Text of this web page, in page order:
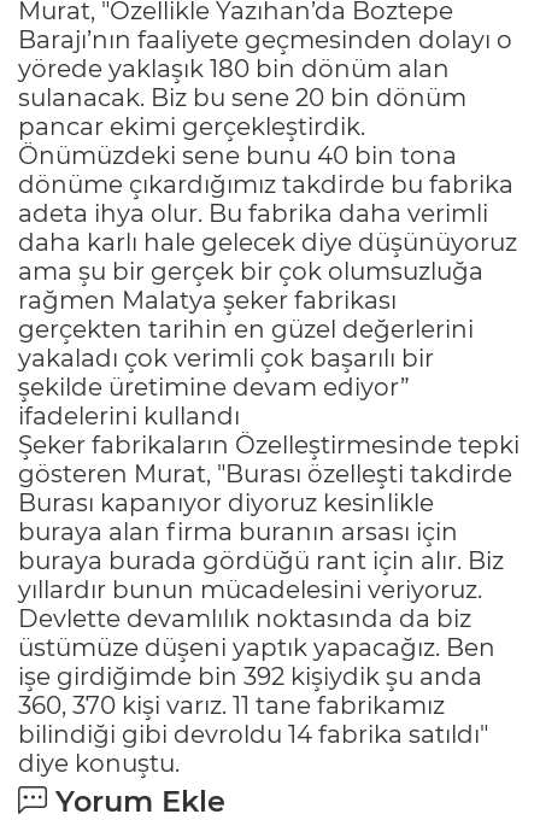
Murat, "Özellikle Yazıhan’da Boztepe
Barajı’nın faaliyete geçmesinden dolayı o
yörede yaklaşık 180 bin dönüm alan
sulanacak. Biz bu sene 20 bin dönüm
pancar ekimi gerçekleştirdik.
Önümüzdeki sene bunu 40 bin tona
dönüme çıkardığımız takdirde bu fabrika
adeta ihya olur. Bu fabrika daha verimli
daha karlı hale gelecek diye düşünüyoruz
ama şu bir gerçek bir çok olumsuzluğa
rağmen Malatya şeker fabrikası
gerçekten tarihin en güzel değerlerini
yakaladı çok verimli çok başarılı bir
şekilde üretimine devam ediyor”
ifadelerini kullandı
Şeker fabrikaların Özelleştirmesinde tepki
gösteren Murat, "Burası özelleşti takdirde
Burası kapanıyor diyoruz kesinlikle
buraya alan firma buranın arsası için
buraya burada gördüğü rant için alır. Biz
yıllardır bunun mücadelesini veriyoruz.
Devlette devamlılık noktasında da biz
üstümüze düşeni yaptık yapacağız. Ben
işe girdiğimde bin 392 kişiydik şu anda
360, 370 kişi varız. 11 tane fabrikamız
bilindiği gibi devroldu 14 fabrika satıldı"
diye konuştu.
Yorum Ekle